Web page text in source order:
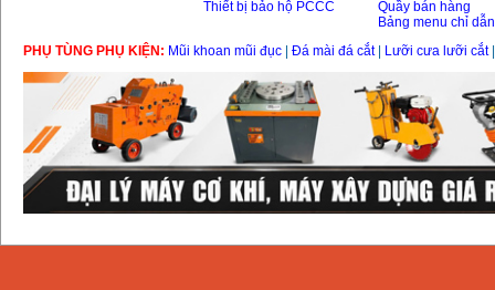
Thiết bị bảo hộ PCCC
Quầy bán hàng
Bảng menu chỉ dẫn
PHỤ TÙNG PHỤ KIỆN: Mũi khoan mũi đục Đá mài đá cắt| Lưỡi cưa lưỡi cắt